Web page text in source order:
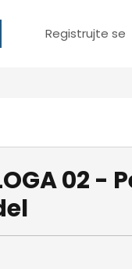
Registrujte se
02 -